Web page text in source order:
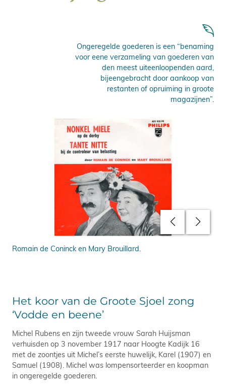
Ongeregelde goederen is een “benaming
voor eene verzameling van goederen van
den meest uiteenloopenden aard,
bijeengebracht door aankoop van
restanten of opruiming in groote
magazijnen”.
Romain de Coninck en Mary Brouillard.
Het koor van de Groote Sjoel zong
‘Vodde en beene’
Michel Rubens en zijn tweede vrouw Sarah Huijsman
verhuisden op 3 november 1917 naar Hoogte Kadijk 16
met de zoontjes uit Michel’s eerste huwelijk, Karel (1907) en
Samuel (1908). Michel was lompensorteerder en koopman
in ongeregelde goederen.